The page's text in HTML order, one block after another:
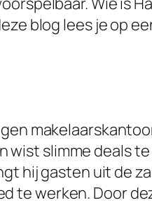
blog lees je op
wist slimme deals
hij gasten uit de
te werken. Door